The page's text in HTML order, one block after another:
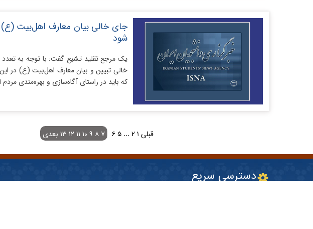
جای خالی بیان معارف اهل‌بیت
شود
یک مرجع تقلید تشیع گفت: با توجه به تعدد
خالی تبیین و بیان معارف اهل‌بیت (ع) در
که باید در راستای آگاه‌سازی و بهره‌مندی مردم
قبلی ۱ ۲ ... ۵ ۶ ۷ ۸ ۹ ۱۰ ۱۱ ۱۲ ۱۳ بعدی
دسترسی سریع